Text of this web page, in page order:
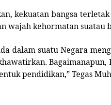
kekuatan bangsa
wajah kehormatan suatau
dalam suatu Negara
pendidikan,” Tegas